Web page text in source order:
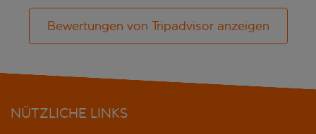
Bewertungen von Tripadvisor anzeigen
NÜTZLICHE LINKS